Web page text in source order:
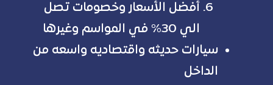
أفضل الأسعار وخصومات تصل
الي 30% في المواسم وغيرها
سيارات حديثه واقتصاديه واسعه من
الداخل